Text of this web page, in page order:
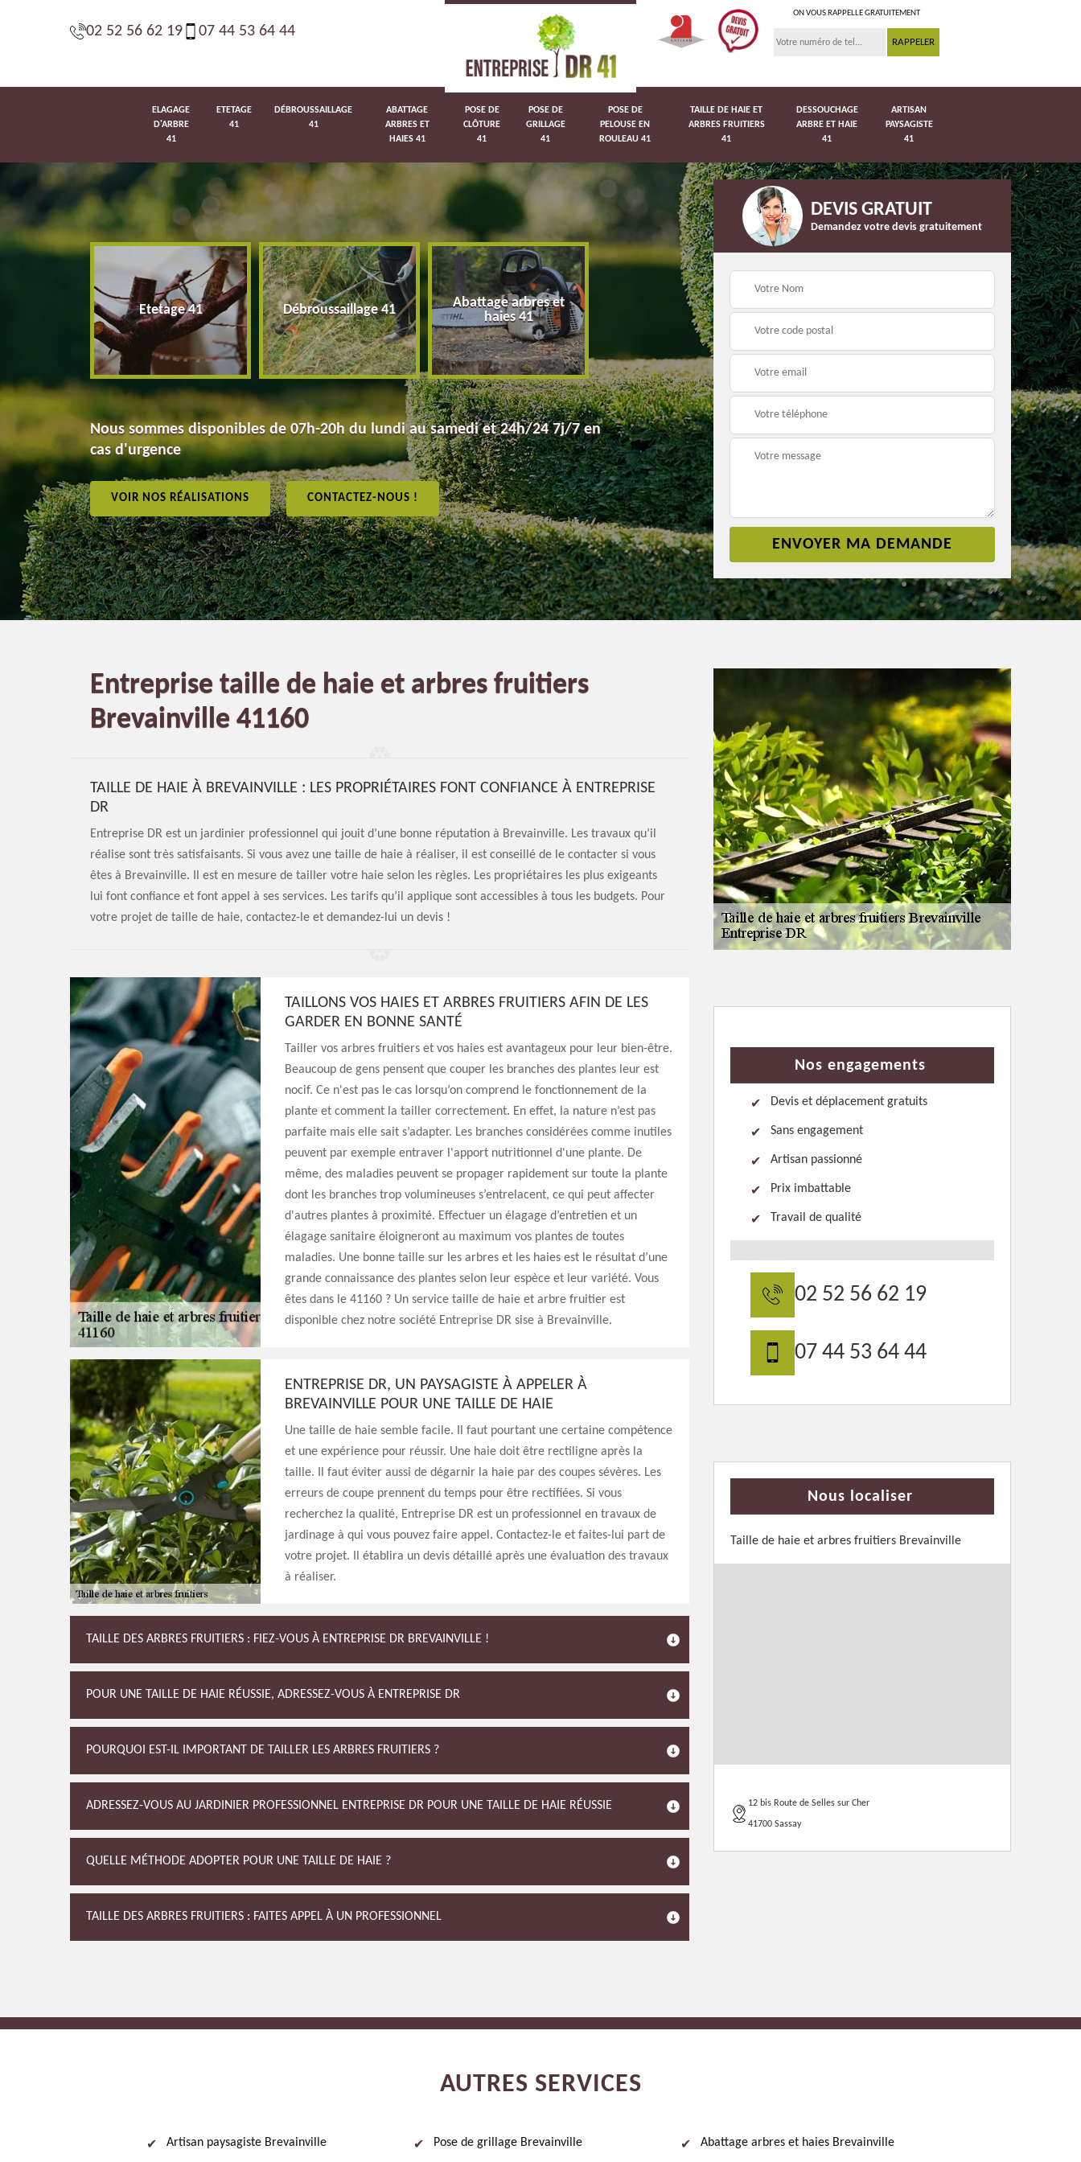
02 52 56 62 19 07 44 53 64 44
ON VOUS RAPPELLE GRATUITEMENT
ELAGAGE
D'ARBRE
41
ETETAGE
41
DÉBROUSSAILLAGE
41
ABATTAGE
ARBRES ET
HAIES 41
POSE DE
CLÔTURE
41
POSE DE
GRILLAGE
41
POSE DE
PELOUSE EN
ROULEAU 41
TAILLE DE HAIE ET
ARBRES FRUITIERS
41
DESSOUCHAGE
ARBRE ET HAIE
41
ARTISAN
PAYSAGISTE
41
Etetage 41 Débroussaillage 41
Abattage arbres et
haies 41
Pose de clôture 41 Pose de grillage 41
Pose de pelouse en
rouleau 41
Nous sommes disponibles de 07h-20h du lundi au samedi et 24h/24 7j/7 en
cas d'urgence
VOIR NOS RÉALISATIONS CONTACTEZ-NOUS !
DEVIS GRATUIT
Demandez votre devis gratuitement
Entreprise taille de haie et arbres fruitiers
Brevainville 41160
TAILLE DE HAIE À BREVAINVILLE : LES PROPRIÉTAIRES FONT CONFIANCE À ENTREPRISE
DR
Entreprise DR est un jardinier professionnel qui jouit d’une bonne réputation à Brevainville. Les travaux qu’il
réalise sont très satisfaisants. Si vous avez une taille de haie à réaliser, il est conseillé de le contacter si vous
êtes à Brevainville. Il est en mesure de tailler votre haie selon les règles. Les propriétaires les plus exigeants
lui font confiance et font appel à ses services. Les tarifs qu’il applique sont accessibles à tous les budgets. Pour
votre projet de taille de haie, contactez-le et demandez-lui un devis !
TAILLONS VOS HAIES ET ARBRES FRUITIERS AFIN DE LES
GARDER EN BONNE SANTÉ
Tailler vos arbres fruitiers et vos haies est avantageux pour leur bien-être.
Beaucoup de gens pensent que couper les branches des plantes leur est
nocif. Ce n'est pas le cas lorsqu’on comprend le fonctionnement de la
plante et comment la tailler correctement. En effet, la nature n’est pas
parfaite mais elle sait s’adapter. Les branches considérées comme inutiles
peuvent par exemple entraver l'apport nutritionnel d'une plante. De
même, des maladies peuvent se propager rapidement sur toute la plante
dont les branches trop volumineuses s’entrelacent, ce qui peut affecter
d'autres plantes à proximité. Effectuer un élagage d’entretien et un
élagage sanitaire éloigneront au maximum vos plantes de toutes
maladies. Une bonne taille sur les arbres et les haies est le résultat d’une
grande connaissance des plantes selon leur espèce et leur variété. Vous
êtes dans le 41160 ? Un service taille de haie et arbre fruitier est
disponible chez notre société Entreprise DR sise à Brevainville.
ENTREPRISE DR, UN PAYSAGISTE À APPELER À
BREVAINVILLE POUR UNE TAILLE DE HAIE
Une taille de haie semble facile. Il faut pourtant une certaine compétence
et une expérience pour réussir. Une haie doit être rectiligne après la
taille. Il faut éviter aussi de dégarnir la haie par des coupes sévères. Les
erreurs de coupe prennent du temps pour être rectifiées. Si vous
recherchez la qualité, Entreprise DR est un professionnel en travaux de
jardinage à qui vous pouvez faire appel. Contactez-le et faites-lui part de
votre projet. Il établira un devis détaillé après une évaluation des travaux
à réaliser.
TAILLE DES ARBRES FRUITIERS : FIEZ-VOUS À ENTREPRISE DR BREVAINVILLE !
POUR UNE TAILLE DE HAIE RÉUSSIE, ADRESSEZ-VOUS À ENTREPRISE DR
POURQUOI EST-IL IMPORTANT DE TAILLER LES ARBRES FRUITIERS ?
ADRESSEZ-VOUS AU JARDINIER PROFESSIONNEL ENTREPRISE DR POUR UNE TAILLE DE HAIE RÉUSSIE
QUELLE MÉTHODE ADOPTER POUR UNE TAILLE DE HAIE ?
TAILLE DES ARBRES FRUITIERS : FAITES APPEL À UN PROFESSIONNEL
Nos engagements
Devis et déplacement gratuits
Sans engagement
Artisan passionné
Prix imbattable
Travail de qualité
02 52 56 62 19
07 44 53 64 44
Nous localiser
Taille de haie et arbres fruitiers Brevainville
12 bis Route de Selles sur Cher
41700 Sassay
AUTRES SERVICES
Artisan paysagiste Brevainville Pose de grillage Brevainville Abattage arbres et haies Brevainville